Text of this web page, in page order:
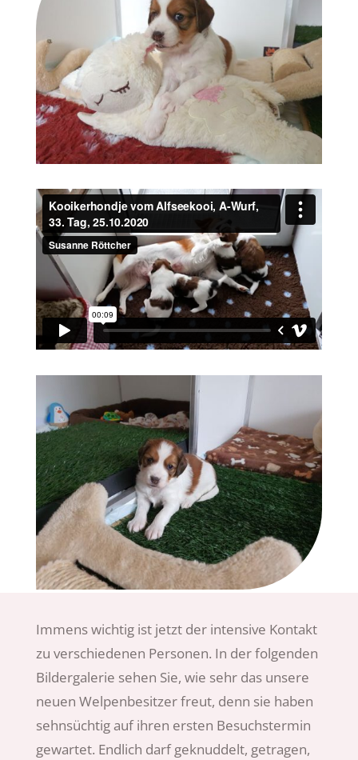
Immens wichtig ist jetzt der intensive Kontakt
zu verschiedenen Personen. In der folgenden
Bildergalerie sehen Sie, wie sehr das unsere
neuen Welpenbesitzer freut, denn sie haben
sehnsüchtig auf ihren ersten Besuchstermin
gewartet. Endlich darf geknuddelt, getragen,